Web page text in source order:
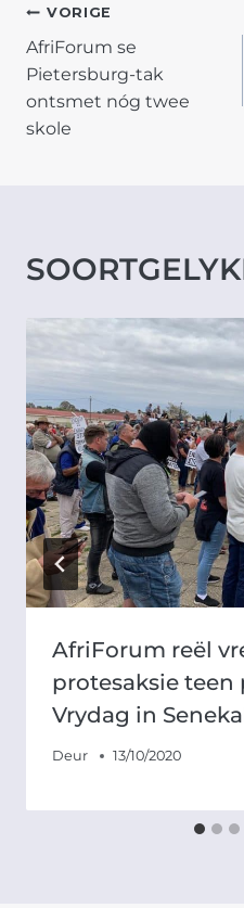
POST
NAVIGATION
VORIGE
AfriForum se
Pietersburg-tak
ontsmet nóg twee
skole
AfriForum reël
protesaksie teen
Vrydag in
Deur 13/10/2020